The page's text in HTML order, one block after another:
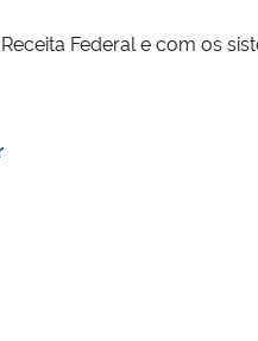
Federal e com os